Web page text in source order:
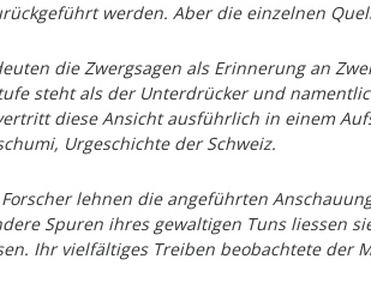
werden. Aber die einzelnen
die Zwergsagen als Erinnerung an
steht als der Unterdrücker und
diese Ansicht ausführlich in einem
Urgeschichte der Schweiz.
lehnen die angeführten
Spuren ihres gewaltigen Tuns liessen
Ihr vielfältiges Treiben beobachtete der